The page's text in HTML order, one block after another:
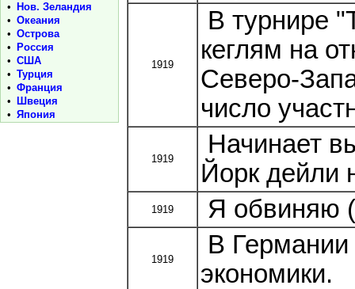
•
Нов. Зеландия
• Океания
• Острова
•
Россия
• США
• Турция
• Франция
•
Швеция
• Япония
1919
В турнире
кеглям на
Северо-
число
1919
Начинает
Йорк дейли
1919 Я обвиняю
1919
В Германии
экономики.